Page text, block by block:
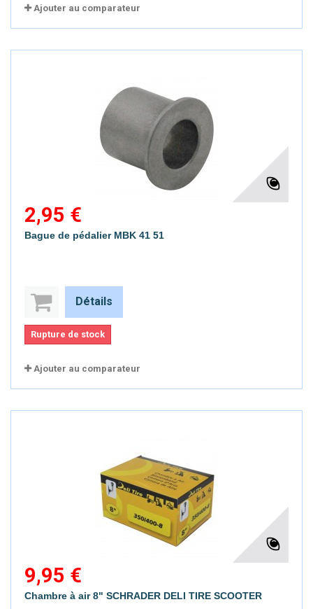
Ajouter au comparateur
2,95 €
Bague de pédalier MBK 41 51
Détails
Rupture de stock
Ajouter au comparateur
9,95 €
Chambre à air 8" SCHRADER DELI TIRE SCOOTER